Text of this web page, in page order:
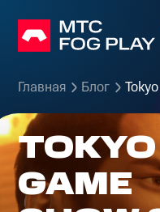
Главная Блог
TOKYO
GAME